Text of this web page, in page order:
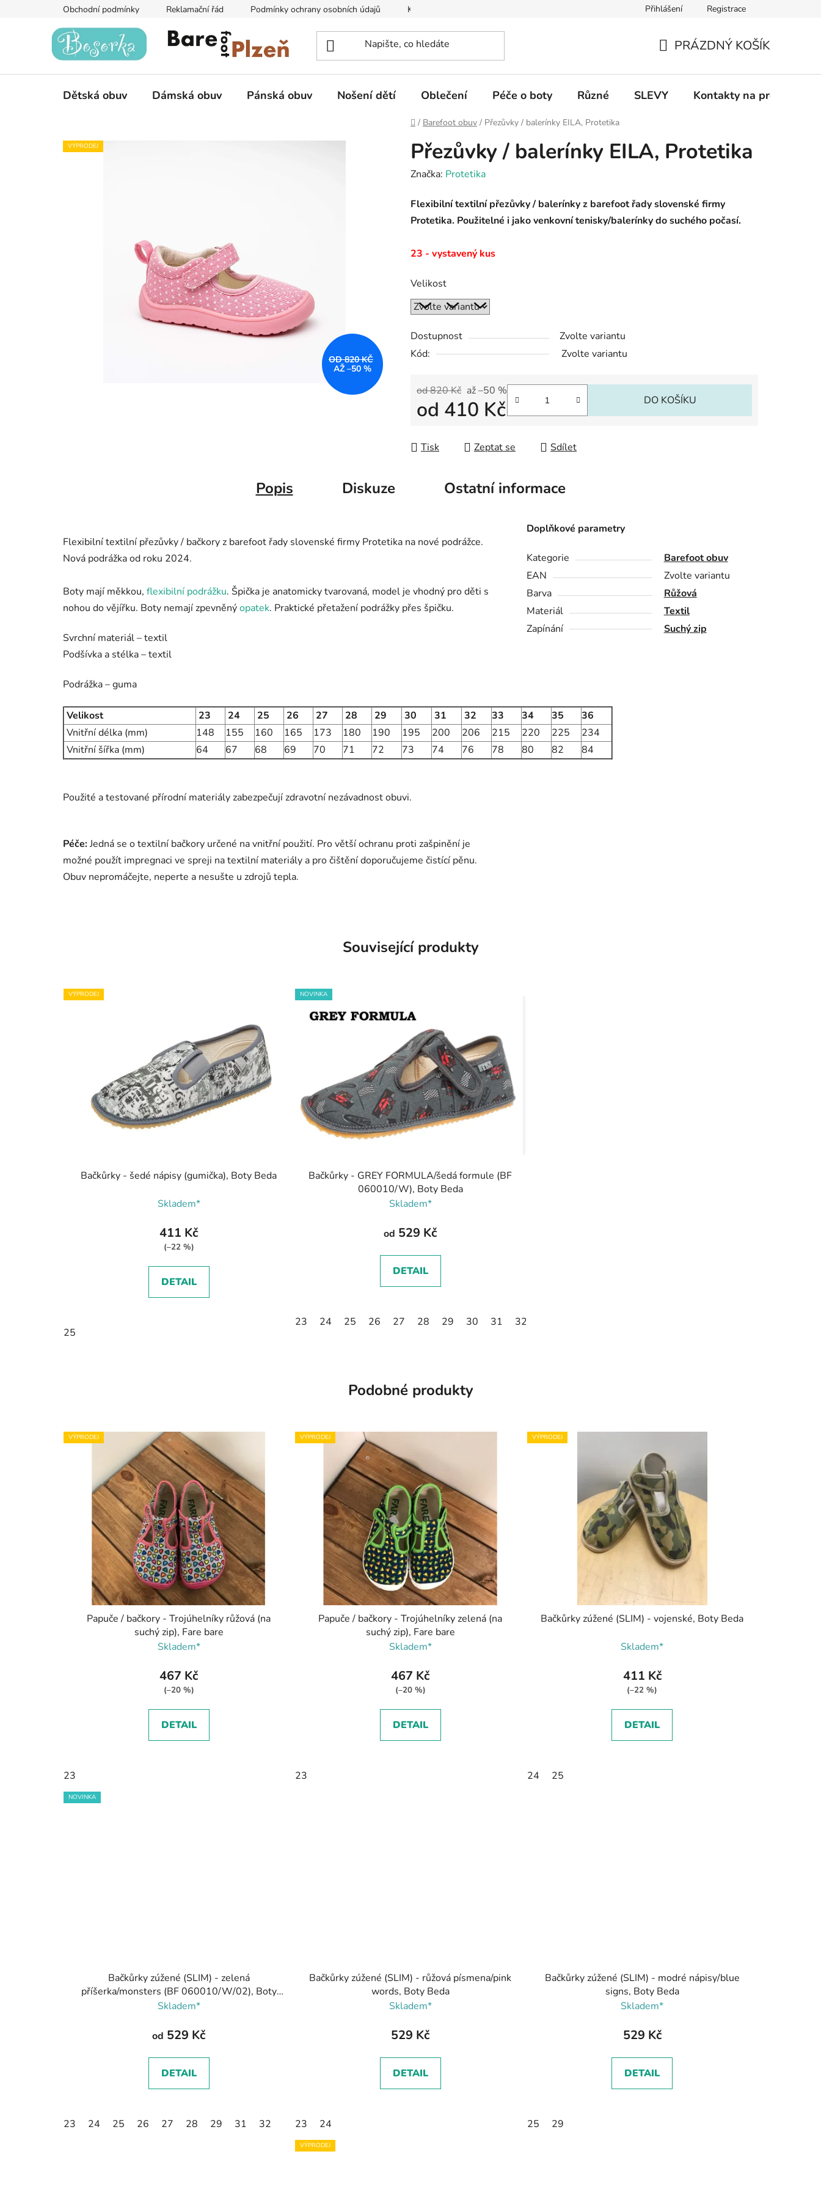
Obchodní podmínky Reklamační řád Podmínky ochrany osobních údajů Kontakty na prodejny Informace k on-line platbám Odstoupení od
Přihlášení Registrace
KOŠÍK
PRÁZDNÝ KOŠÍK
Dětská obuv Dámská obuv Pánská obuv Nošení dětí Oblečení Péče o boty Různé SLEVY Kontakty na prodejny
Domů
/ Barefoot obuv / Přezůvky / balerínky EILA, Protetika
Přezůvky / balerínky EILA, Protetika
Značka: Protetika
Flexibilní textilní přezůvky / balerínkyz barefoot řady slovenské firmy
Protetika. Použitelné i jako venkovní tenisky/balerínky do suchého počasí.
23 - vystavený kus
Velikost
Dostupnost
Zvolte variantu
Kód:
Zvolte variantu
od 820 Kč až –50 %
od 410 Kč DO KOŠÍKU
Tisk Zeptat se Sdílet
VÝPRODEJ
OD 820 KČ
AŽ –50 %
Popis Diskuze Ostatní informace
Flexibilní textilní přezůvky / bačkory z barefoot řady slovenské firmy Protetika na nové podrážce.
Nová podrážka od roku 2024.
Boty mají měkkou, flexibilní podrážku. Špička je anatomicky tvarovaná, model je vhodný pro děti s
nohou do vějířku. Boty nemají zpevněnýopatek. Praktické přetažení podrážky přes špičku.
Svrchní materiál – textil
Podšívka a stélka – textil
Podrážka – guma
Velikost 23 24 25 26 27 28 29 30 31 32 33 34 35
36
Vnitřní délka (mm)
148 155 160 165 173 180 190 195 200 206 215 220 225
234
Vnitřní šířka (mm)
64 67 68 69 70 71 72 73 74 76 78 80 82 84
Použité a testované přírodní materiály zabezpečují zdravotní nezávadnost obuvi.
Péče:Jedná se o textilní bačkory určené na vnitřní použití. Pro větší ochranu proti zašpinění je
možné použít impregnaci ve spreji na textilní materiály a pro čištění doporučujeme čistící pěnu.
Obuv nepromáčejte, neperte a nesušte u zdrojů tepla.
Doplňkové parametry
Kategorie
Barefoot obuv
EAN
Zvolte variantu
Barva
Růžová
Materiál
Textil
Zapínání
Suchý zip
Související produkty
VÝPRODEJ
Bačkůrky - šedé nápisy (gumička), Boty Beda
Skladem*
411 Kč
(–22 %)
DETAIL
25
NOVINKA
Bačkůrky - GREY FORMULA/šedá formule (BF
060010/W), Boty Beda
Skladem*
od 529 Kč
DETAIL
23 24 25 26 27 28 29 30 31 32
Podobné produkty
VÝPRODEJ
Papuče / bačkory - Trojúhelníky růžová (na
suchý zip), Fare bare
Skladem*
467 Kč
(–20 %)
DETAIL
23
VÝPRODEJ
Papuče / bačkory - Trojúhelníky zelená (na
suchý zip), Fare bare
Skladem*
467 Kč
(–20 %)
DETAIL
23
VÝPRODEJ
Bačkůrky zúžené (SLIM) - vojenské, Boty Beda
Skladem*
411 Kč
(–22 %)
DETAIL
24 25
NOVINKA
Bačkůrky zúžené (SLIM) - zelená
příšerka/monsters (BF 060010/W/02), Boty
Beda
Skladem*
od 529 Kč
DETAIL
23 24 25 26 27 28 29 31 32
Bačkůrky zúžené (SLIM) - růžová písmena/pink
words, Boty Beda
Skladem*
529 Kč
DETAIL
23 24
Bačkůrky zúžené (SLIM) - modré nápisy/blue
signs, Boty Beda
Skladem*
529 Kč
DETAIL
25 29
VÝPRODEJ